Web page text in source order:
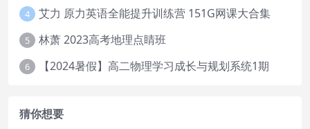
4 艾力 原力英语全能提升训练营 151G网课大合集
5 林萧 2023高考地理点睛班
6 【2024暑假】高二物理学习成长与规划系统1期
猜你想要